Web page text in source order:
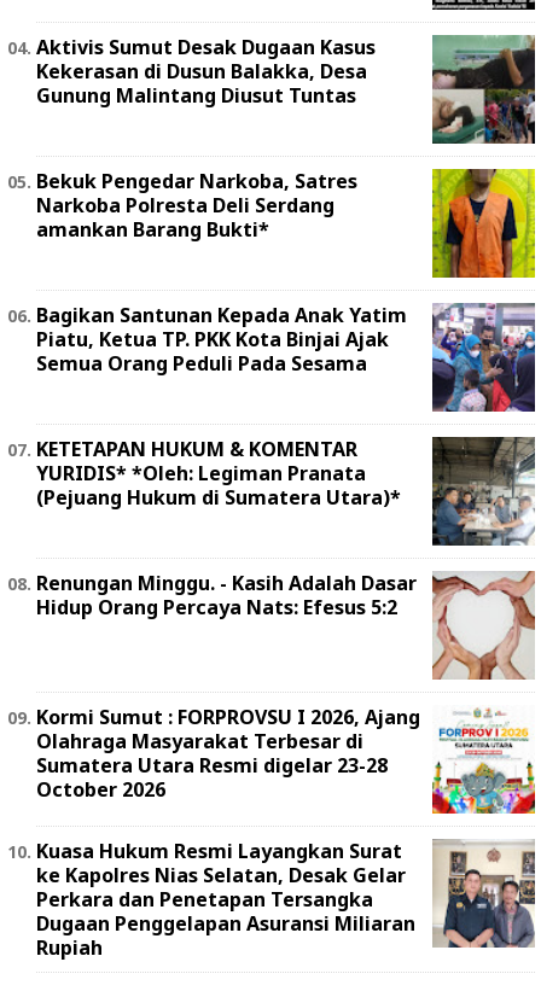
Aktivis Sumut Desak Dugaan Kasus
Kekerasan di Dusun Balakka, Desa
Gunung Malintang Diusut Tuntas
Bekuk Pengedar Narkoba, Satres
Narkoba Polresta Deli Serdang
amankan Barang Bukti*
Bagikan Santunan Kepada Anak Yatim
Piatu, Ketua TP. PKK Kota Binjai Ajak
Semua Orang Peduli Pada Sesama
KETETAPAN HUKUM & KOMENTAR
YURIDIS* *Oleh: Legiman Pranata
(Pejuang Hukum di Sumatera Utara)*
Renungan Minggu. - Kasih Adalah Dasar
Hidup Orang Percaya Nats: Efesus 5:2
Kormi Sumut : FORPROVSU I 2026, Ajang
Olahraga Masyarakat Terbesar di
Sumatera Utara Resmi digelar 23-28
October 2026
Kuasa Hukum Resmi Layangkan Surat
ke Kapolres Nias Selatan, Desak Gelar
Perkara dan Penetapan Tersangka
Dugaan Penggelapan Asuransi Miliaran
Rupiah